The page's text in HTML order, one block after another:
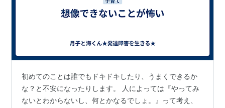
初めてのことは誰でもドキドキしたり、うまくできるか
な？と不安になったりします。 人によっては『やってみ
ないとわからないし、何とかなるでしょ。』って考え、